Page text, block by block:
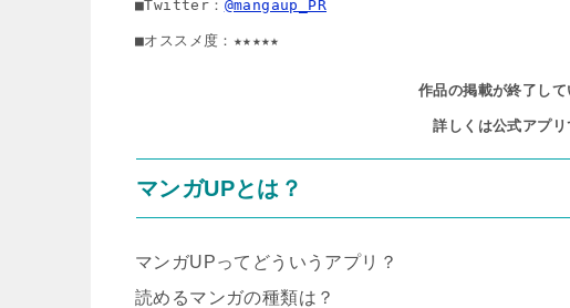
■Twitter： @mangaup_PR
■オススメ度：★★★★★
作品の掲載が終了して
詳しくは公式アプリ
マンガUPとは？
マンガUPってどういうアプリ？
読めるマンガの種類は？